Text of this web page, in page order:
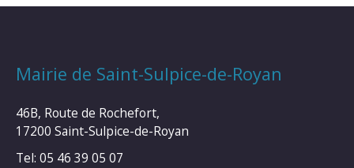
Mairie de Saint-Sulpice-de-Royan
46B, Route de Rochefort,
17200 Saint-Sulpice-de-Royan
Tel: 05 46 39 05 07